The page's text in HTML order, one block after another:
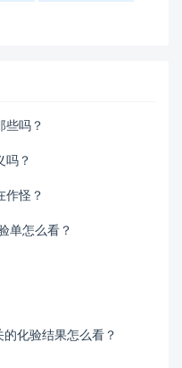
些吗？
吗？
作怪？
单怎么看？
化验结果怎么看？